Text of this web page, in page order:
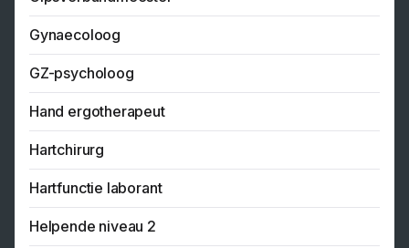
Gynaecoloog
GZ-psycholoog
Hand ergotherapeut
Hartchirurg
Hartfunctie laborant
Helpende niveau 2